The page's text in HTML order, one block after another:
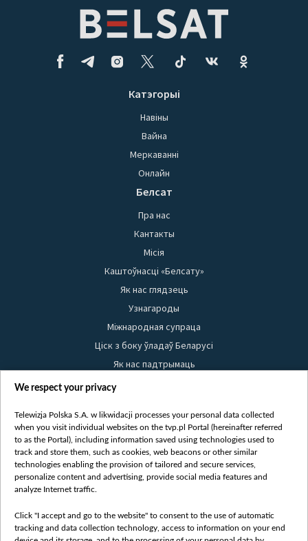
Катэгорыі
Навіны
Вайна
Меркаванні
Онлайн
Белсат
Пра нас
Кантакты
Місія
Каштоўнасці «Белсату»
Як нас глядзець
Узнагароды
Міжнародная супраца
Ціск з боку ўладаў Беларусі
Як нас падтрымаць
Правілы выкарыстання матэрыялаў
Бяспека
Youtube
Белсат news
Белсат Shorts
Жэстачайшы мульт
Belsat English
We respect your privacy
Telewizja Polska S.A. w likwidacji processes your personal data collected
when you visit individual websites on the tvp.pl Portal (hereinafter referred
to as the Portal), including information saved using technologies used to
track and store them, such as cookies, web beacons or other similar
technologies enabling the provision of tailored and secure services,
personalize content and advertising, provide social media features and
analyze Internet traffic.
Click "I accept and go to the website" to consent to the use of automatic
tracking and data collection technology, access to information on your end